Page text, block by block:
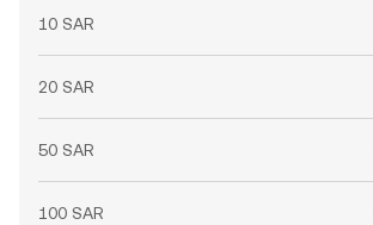
10 SAR
20 SAR
50 SAR
100 SAR